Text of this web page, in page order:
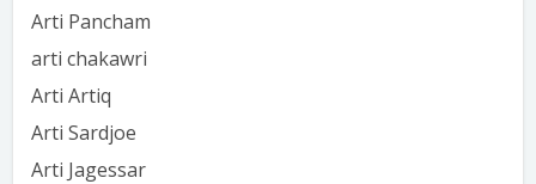
Arti Pancham
arti chakawri
Arti Artiq
Arti Sardjoe
Arti Jagessar